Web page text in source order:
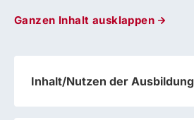
Ganzen Inhalt ausklappen
Inhalt/Nutzen der Ausbildung